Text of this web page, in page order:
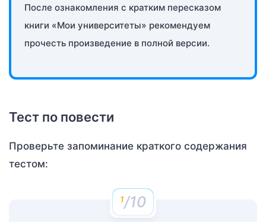
После ознакомления с кратким пересказом
книги «Мои университеты» рекомендуем
прочесть произведение в полной версии.
Тест по повести
Проверьте запоминание краткого содержания
тестом:
/10